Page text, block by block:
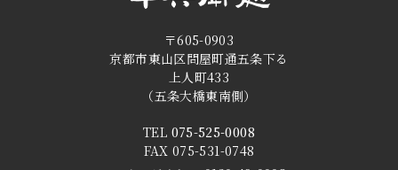
〒605-0903
京都市東山区問屋町通五条下る
上人町433
（五条大橋東南側）
TEL 075-525-0008
FAX 075-531-0748